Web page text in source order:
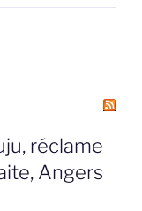
réclame
Angers